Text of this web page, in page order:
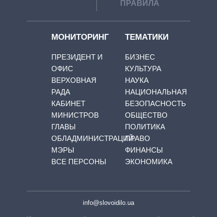
ПРАВИЛА
МОНИТОРИНГ
ПРЕЗИДЕНТ И
ОФИС
ВЕРХОВНАЯ
РАДА
КАБИНЕТ
МИНИСТРОВ
ГЛАВЫ
ОБЛАДМИНИСТРАЦИЙ
МЭРЫ
ВСЕ ПЕРСОНЫ
ТЕМАТИКИ
БИЗНЕС
КУЛЬТУРА
НАУКА
НАЦИОНАЛЬНАЯ
БЕЗОПАСНОСТЬ
ОБЩЕСТВО
ПОЛИТИКА
ПРАВО
ФИНАНСЫ
ЭКОНОМИКА
info@slovoidilo.ua